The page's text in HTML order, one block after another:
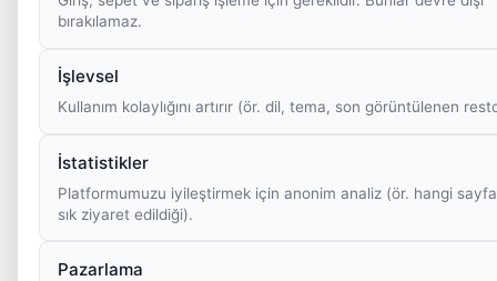
bırakılamaz.
İşlevsel
Kullanım kolaylığını artırır (ör. dil, tema, son görüntülenen
İstatistikler
Platformumuzu iyileştirmek için anonim analiz (ör. hangi
sık ziyaret edildiği).
Pazarlama